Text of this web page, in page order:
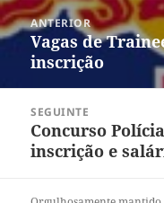
Navegação
de
ANTERIOR
Post
anterior:
Vagas de
inscrição
SEGUINTE
Próximo
post:
Concurso
inscrição e